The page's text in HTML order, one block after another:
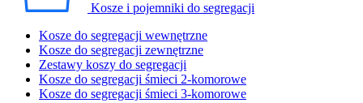
Kosze i pojemniki do segregacji
Kosze do segregacji wewnętrzne
Kosze do segregacji zewnętrzne
Zestawy koszy do segregacji
Kosze do segregacji śmieci 2-komorowe
Kosze do segregacji śmieci 3-komorowe